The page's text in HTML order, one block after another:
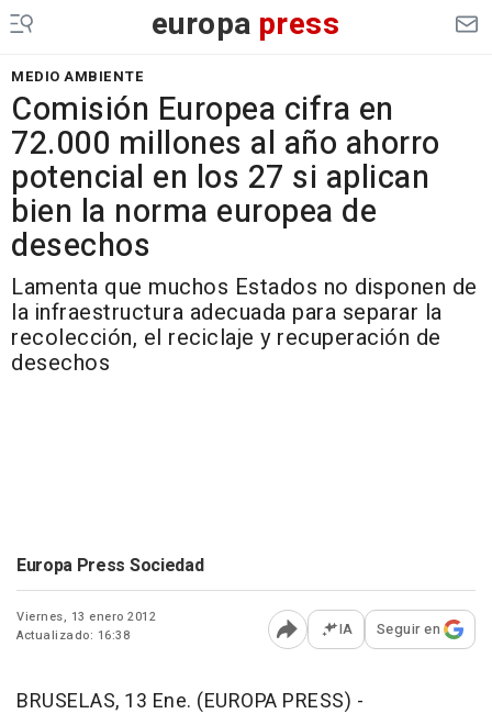
europa press
MEDIO AMBIENTE
Comisión Europea cifra en
72.000 millones al año ahorro
potencial en los 27 si aplican
bien la norma europea de
desechos
Lamenta que muchos Estados no disponen de
la infraestructura adecuada para separar la
recolección, el reciclaje y recuperación de
desechos
Europa Press Sociedad
Viernes, 13 enero 2012
Actualizado: 16:38
Abrir opciones para
IA Seguir en
BRUSELAS, 13 Ene. (EUROPA PRESS) -